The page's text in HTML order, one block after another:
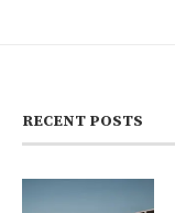
RECENT POSTS